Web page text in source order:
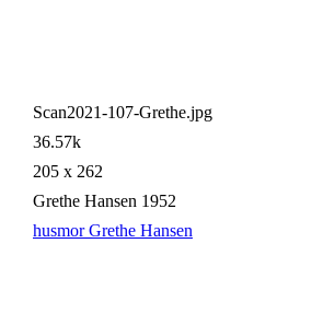
Scan2021-107-Grethe.jpg
36.57k
205 x 262
Grethe Hansen 1952
husmor Grethe Hansen